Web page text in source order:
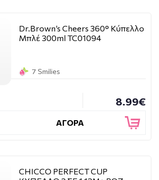
Dr.Brown’s Cheers 360° Κύπελλο
Μπλέ 300ml TC01094
7 Smilies
8.99€
ΑΓΟΡΑ
CHICCO PERFECT CUP